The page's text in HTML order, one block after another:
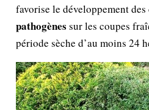
favorise le développement des
pathogènes sur les coupes
période sèche d’au moins 24